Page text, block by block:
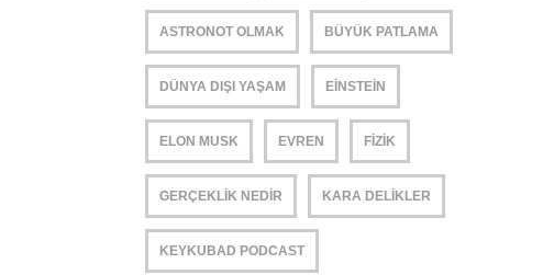
ASTRONOT OLMAK BÜYÜK PATLAMA
DÜNYA DIŞI YAŞAM EINSTEIN
ELON MUSK EVREN FIZIK
GERÇEKLIK NEDIR KARA DELIKLER
KEYKUBAD PODCAST